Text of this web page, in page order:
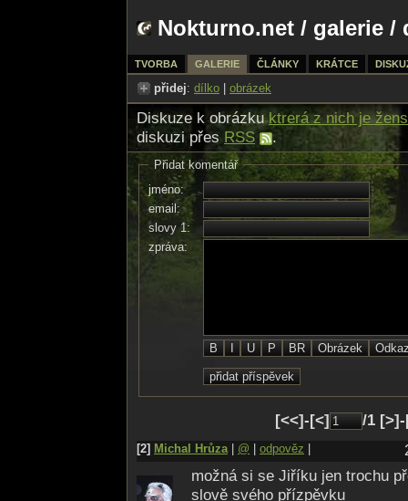
Nokturno.net / galerie /
TVORBA GALERIE ČLÁNKY KRÁTCE
přidej: dílko obrázek
Diskuze k obrázkuktrerá z nich je
diskuzi přes RSS .
Přidat komentář
jméno:
email:
slovy 1:
zpráva:
[<<]-[<] /1
[2] Michal Hrůza| @ odpověz
možná si se Jiříku jen trochu
slově svého přízpěvku